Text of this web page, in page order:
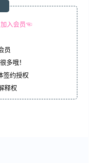
加入会员☜
员
多哦！
签约授权
释权